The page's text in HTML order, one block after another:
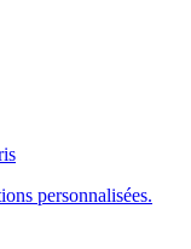
personnalisées.